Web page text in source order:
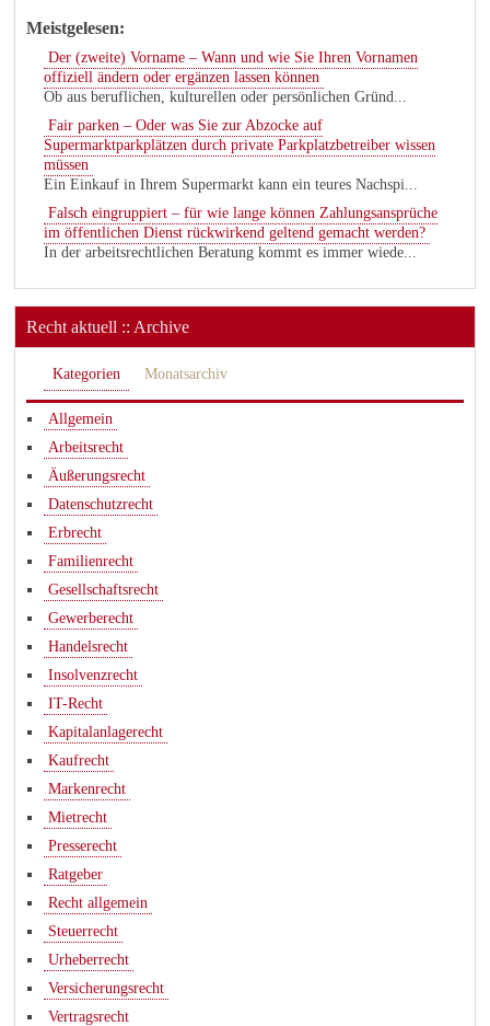
Meistgelesen:
Der (zweite) Vorname – Wann und wie Sie Ihren Vornamen
offiziell ändern oder ergänzen lassen können
Ob aus beruflichen, kulturellen oder persönlichen Gründ...
Fair parken – Oder was Sie zur Abzocke auf
Supermarktparkplätzen durch private Parkplatzbetreiber wissen
müssen
Ein Einkauf in Ihrem Supermarkt kann ein teures Nachspi...
Falsch eingruppiert – für wie lange können Zahlungsansprüche
im öffentlichen Dienst rückwirkend geltend gemacht werden?
In der arbeitsrechtlichen Beratung kommt es immer wiede...
Recht aktuell :: Archive
Kategorien Monatsarchiv
Allgemein
Arbeitsrecht
Äußerungsrecht
Datenschutzrecht
Erbrecht
Familienrecht
Gesellschaftsrecht
Gewerberecht
Handelsrecht
Insolvenzrecht
IT-Recht
Kapitalanlagerecht
Kaufrecht
Markenrecht
Mietrecht
Presserecht
Ratgeber
Recht allgemein
Steuerrecht
Urheberrecht
Versicherungsrecht
Vertragsrecht